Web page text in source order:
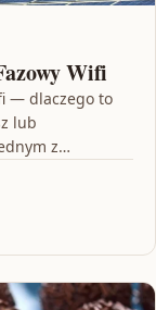
Wifi
— dlaczego to
lub
z